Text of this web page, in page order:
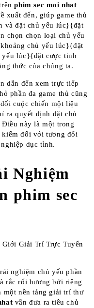
phim sec moi nhat
xuất đến, giúp game thủ
và đặt chủ yếu lúc}{đặt
chọn chọn loại chủ yếu
chủ yếu lúc}{đặt
yếu lúc}{đặt cược tinh
thức của chúng ta.
dẫn đến xem trực tiếp
phần đa game thủ cũng
cuộc chiến một liệu
ra quyết định đặt chủ
này là một trong
kiếm đối với tương đối
dục tình.
Nghiệm
phim sec
nghiệm chủ yếu phần
rắc rối hương bởi riêng
một nền tảng giải trí thư
vẫn đưa ra tiêu chủ